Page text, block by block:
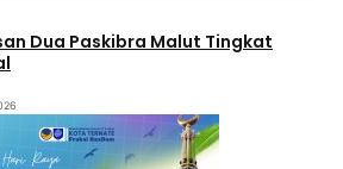
Dua Paskibra Malut Tingkat